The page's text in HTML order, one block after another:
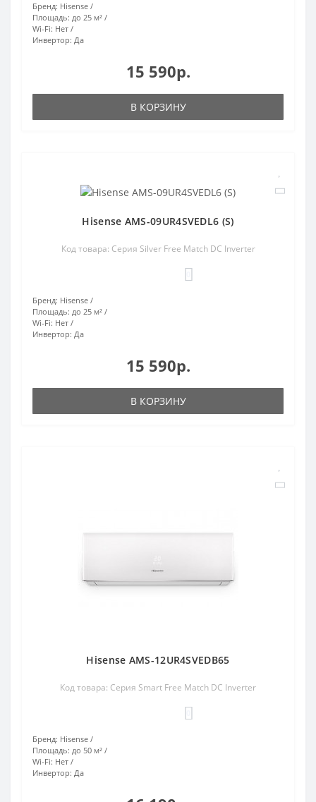
Бренд: Hisense
Площадь: до 25 м²
Wi-Fi: Нет
Инвертор: Да
15 590р.
В КОРЗИНУ
Hisense AMS-09UR4SVEDL6 (S)
Код товара: Серия Silver Free Match DC Inverter
Бренд: Hisense
Площадь: до 25 м²
Wi-Fi: Нет
Инвертор: Да
15 590р.
В КОРЗИНУ
Hisense AMS-12UR4SVEDB65
Код товара: Серия Smart Free Match DC Inverter
Бренд: Hisense
Площадь: до 50 м²
Wi-Fi: Нет
Инвертор: Да